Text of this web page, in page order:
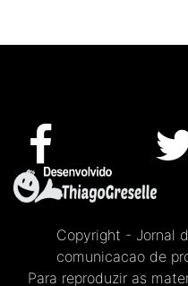
Copyright - Jornal
comunicacao de
Para reproduzir as